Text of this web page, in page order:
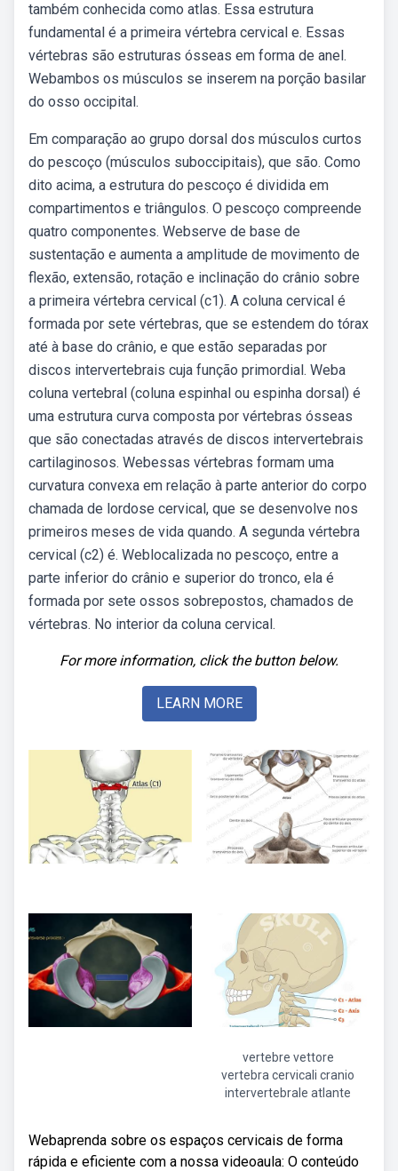
também conhecida como atlas. Essa estrutura
fundamental é a primeira vértebra cervical e. Essas
vértebras são estruturas ósseas em forma de anel.
Webambos os músculos se inserem na porção basilar
do osso occipital.
Em comparação ao grupo dorsal dos músculos curtos
do pescoço (músculos suboccipitais), que são. Como
dito acima, a estrutura do pescoço é dividida em
compartimentos e triângulos. O pescoço compreende
quatro componentes. Webserve de base de
sustentação e aumenta a amplitude de movimento de
flexão, extensão, rotação e inclinação do crânio sobre
a primeira vértebra cervical (c1). A coluna cervical é
formada por sete vértebras, que se estendem do tórax
até à base do crânio, e que estão separadas por
discos intervertebrais cuja função primordial. Weba
coluna vertebral (coluna espinhal ou espinha dorsal) é
uma estrutura curva composta por vértebras ósseas
que são conectadas através de discos intervertebrais
cartilaginosos. Webessas vértebras formam uma
curvatura convexa em relação à parte anterior do corpo
chamada de lordose cervical, que se desenvolve nos
primeiros meses de vida quando. A segunda vértebra
cervical (c2) é. Weblocalizada no pescoço, entre a
parte inferior do crânio e superior do tronco, ela é
formada por sete ossos sobrepostos, chamados de
vértebras. No interior da coluna cervical.
For more information, click the button below.
LEARN MORE
vertebre vettore
vertebra cervicali cranio
intervertebrale atlante
Webaprenda sobre os espaços cervicais de forma
rápida e eficiente com a nossa videoaula: O conteúdo